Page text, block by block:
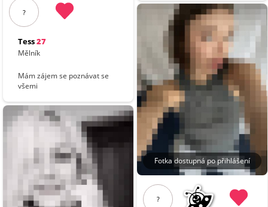
?
Tess27
Mělník
Mám zájem se poznávat se
všemi
Fotka dostupná po přihlášení
?